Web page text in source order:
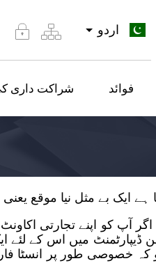
اردو
فوائد شراکت داری
ڈآلرز کی آیفی لی آمدن تاکہ وہ حاصل کرسکیں آضافی آمدن
ڈیپارٹمنٹ میں اس کے
جو کہ خصوصی طور پر